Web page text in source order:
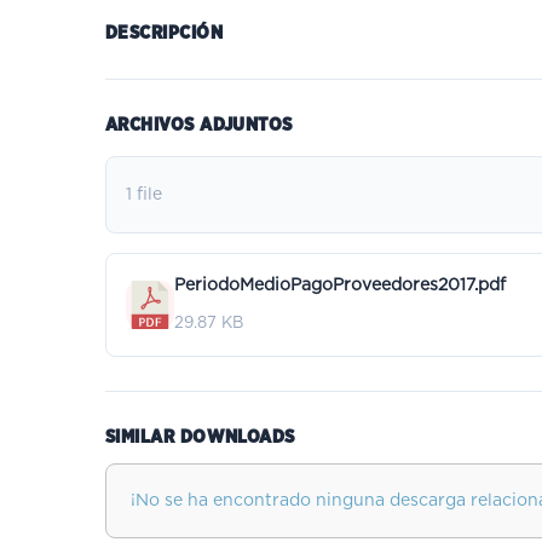
DESCRIPCIÓN
ARCHIVOS ADJUNTOS
1 file
PeriodoMedioPagoProveedores2017.pdf
29.87 KB
SIMILAR DOWNLOADS
¡No se ha encontrado ninguna descarga